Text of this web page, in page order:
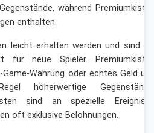
während
enthalten.
leicht erhalten werden und sind
für neue Spieler.
Währung oder echtes Geld
höherwertige
sind an spezielle
oft exklusive Belohnungen.